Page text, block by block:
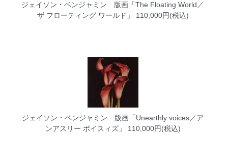
ジェイソン・ベンジャミン 版画「The Floating World／
ザ フローティング ワールド」
110,000円(税込)
ジェイソン・ベンジャミン 版画「Unearthly voices／ア
ンアスリー ボイスィズ」
110,000円(税込)